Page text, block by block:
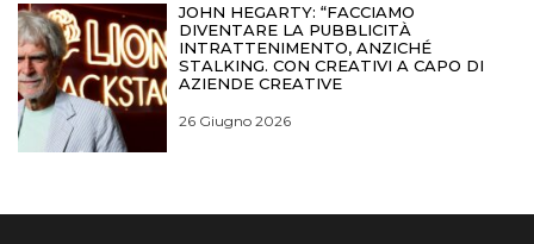
JOHN HEGARTY: “FACCIAMO
DIVENTARE LA PUBBLICITÀ
INTRATTENIMENTO, ANZICHÉ
STALKING. CON CREATIVI A CAPO DI
AZIENDE CREATIVE
26 Giugno 2026